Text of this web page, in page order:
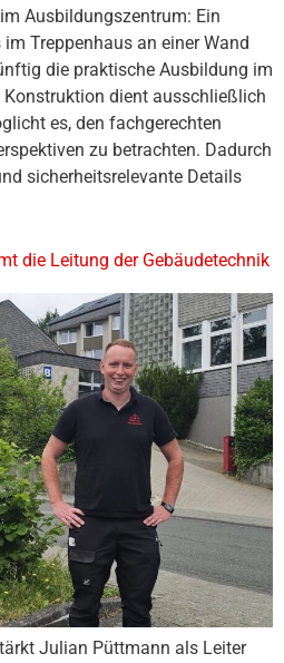
Ausbildungszentrum: Ein
Treppenhaus an einer Wand
die praktische Ausbildung im
Konstruktion dient ausschließlich
es, den fachgerechten
zu betrachten. Dadurch
sicherheitsrelevante Details
die Leitung der Gebäudetechnik
Julian Püttmann als Leiter